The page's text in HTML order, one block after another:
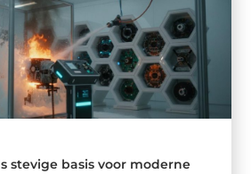
stevige basis voor moderne